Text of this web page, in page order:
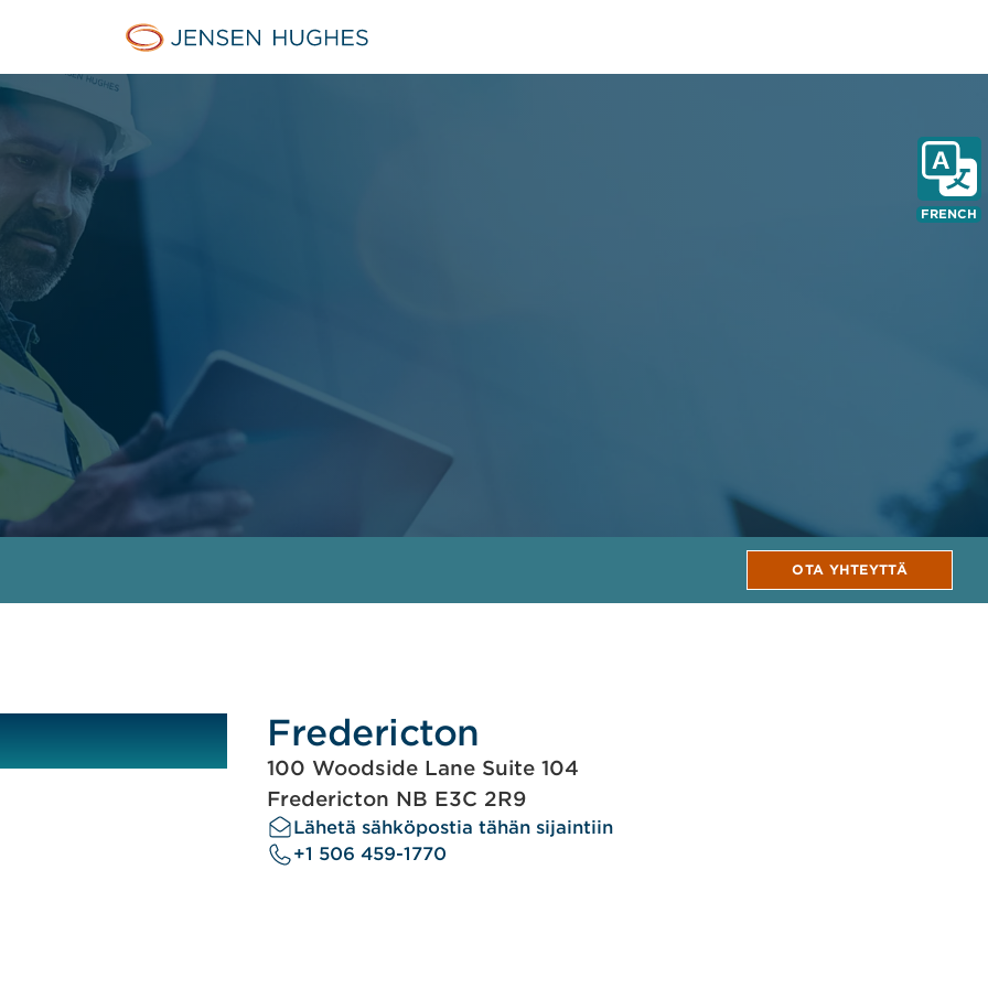
Jensen Hughes French
FRENCH
OTA YHTEYTTÄ
Fredericton
100 Woodside Lane Suite 104
Fredericton NB E3C 2R9
Lähetä sähköpostia tähän sijaintiin
+1 506 459-1770